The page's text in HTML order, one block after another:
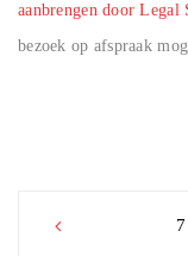
aanbrengen door Legal
bezoek op afspraak
Post